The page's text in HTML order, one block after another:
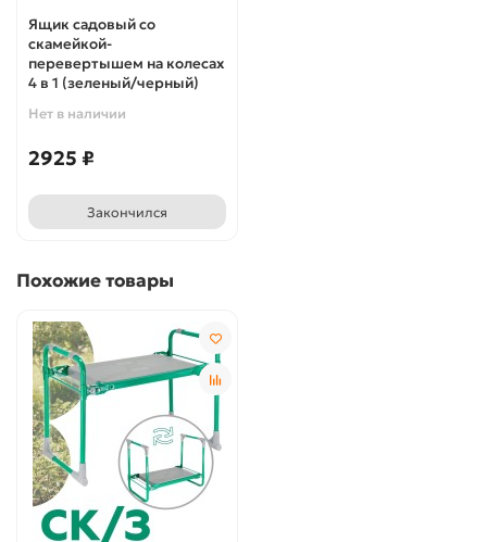
Ящик садовый со
скамейкой-
перевертышем на колесах
4 в 1 (зеленый/черный)
Нет в наличии
2925 ₽
Закончился
Похожие товары